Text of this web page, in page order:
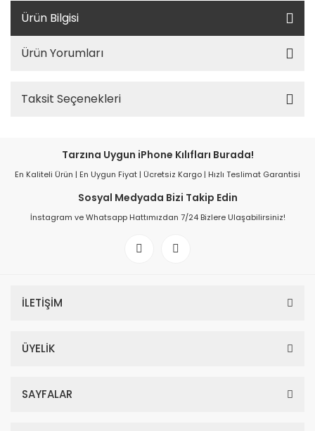
Ürün Bilgisi
Ürün Yorumları
Taksit Seçenekleri
Tarzına Uygun iPhone Kılıfları Burada!
En Kaliteli Ürün | En Uygun Fiyat | Ücretsiz Kargo | Hızlı Teslimat Garantisi
Sosyal Medyada Bizi Takip Edin
İnstagram ve Whatsapp Hattımızdan 7/24 Bizlere Ulaşabilirsiniz!
İLETİŞİM
ÜYELİK
SAYFALAR